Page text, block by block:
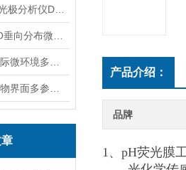
产品介绍：
品牌
1、pH荧光膜